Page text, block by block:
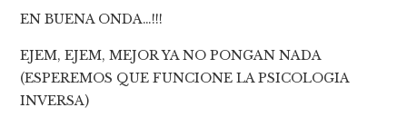
EN BUENA ONDA…!!!
EJEM, EJEM, MEJOR YA NO PONGAN NADA
(ESPEREMOS QUE FUNCIONE LA PSICOLOGIA
INVERSA)